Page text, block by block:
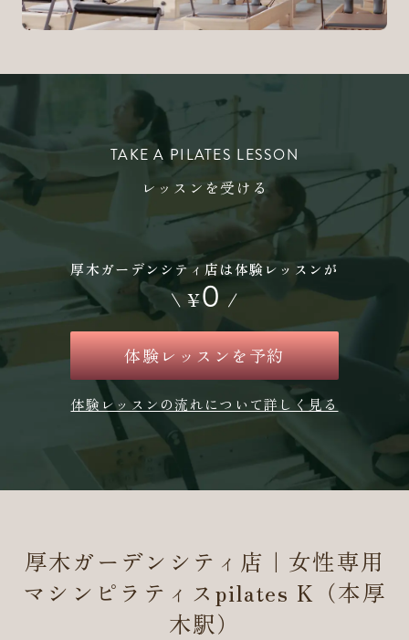
TAKE A PILATES LESSON
レッスンを受ける
厚木ガーデンシティ店は体験レッスンが
\¥0 /
体験レッスンを予約
体験レッスンの流れについて詳しく見る
厚木ガーデンシティ店｜女性専用
マシンピラティスpilates K（本厚
木駅）